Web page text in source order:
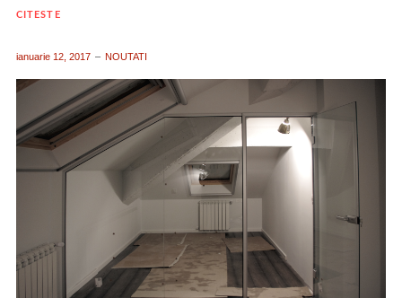
CITESTE
ianuarie 12, 2017 NOUTATI